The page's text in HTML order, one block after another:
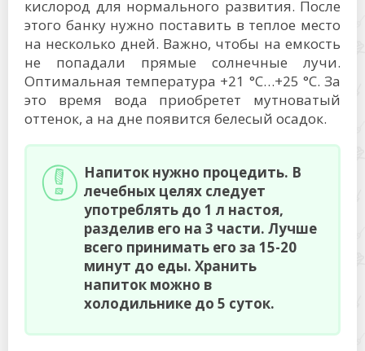
кислород для нормального развития. После
этого банку нужно поставить в теплое место
на несколько дней. Важно, чтобы на емкость
не попадали прямые солнечные лучи.
Оптимальная температура +21 °C…+25 °C. За
это время вода приобретет мутноватый
оттенок, а на дне появится белесый осадок.
Напиток нужно процедить. В
лечебных целях следует
употреблять до 1 л настоя,
разделив его на 3 части. Лучше
всего принимать его за 15-20
минут до еды. Хранить
напиток можно в
холодильнике до 5 суток.